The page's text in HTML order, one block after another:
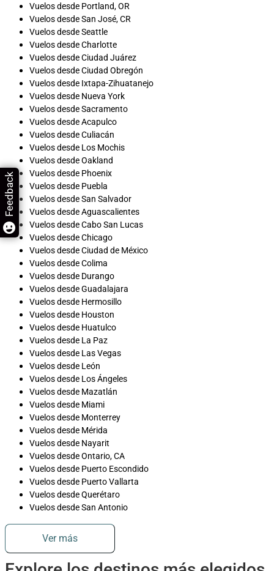
Vuelos desde Portland, OR
Vuelos desde San José, CR
Vuelos desde Seattle
Vuelos desde Charlotte
Vuelos desde Ciudad Juárez
Vuelos desde Ciudad Obregón
Vuelos desde Ixtapa-Zihuatanejo
Vuelos desde Nueva York
Vuelos desde Sacramento
Vuelos desde Acapulco
Vuelos desde Culiacán
Vuelos desde Los Mochis
Vuelos desde Oakland
Vuelos desde Phoenix
Vuelos desde Puebla
Vuelos desde San Salvador
Vuelos desde Aguascalientes
Vuelos desde Cabo San Lucas
Vuelos desde Chicago
Vuelos desde Ciudad de México
Vuelos desde Colima
Vuelos desde Durango
Vuelos desde Guadalajara
Vuelos desde Hermosillo
Vuelos desde Houston
Vuelos desde Huatulco
Vuelos desde La Paz
Vuelos desde Las Vegas
Vuelos desde León
Vuelos desde Los Ángeles
Vuelos desde Mazatlán
Vuelos desde Miami
Vuelos desde Monterrey
Vuelos desde Mérida
Vuelos desde Nayarit
Vuelos desde Ontario, CA
Vuelos desde Puerto Escondido
Vuelos desde Puerto Vallarta
Vuelos desde Querétaro
Vuelos desde San Antonio
Ver más
Feedback